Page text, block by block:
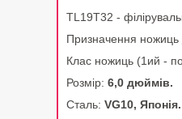
TL19T32 -
Призначення
Клас ножиць (1ий -
Розмір: 6,0 дюймів.
Сталь: VG10, Японія.